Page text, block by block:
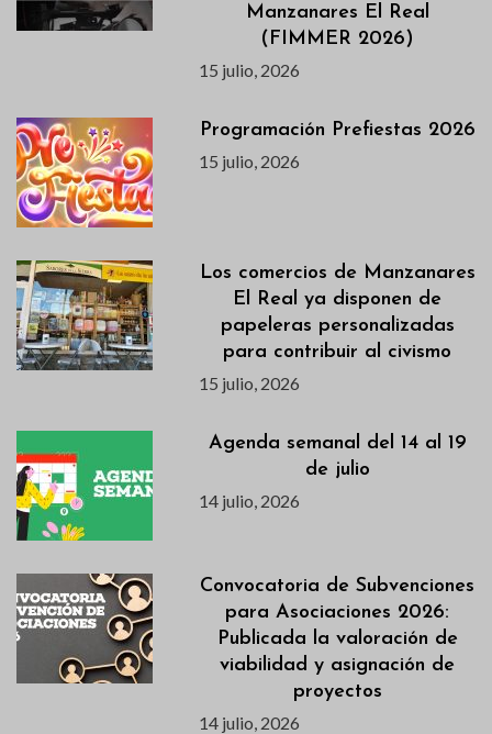
Manzanares El Real
(FIMMER 2026)
15 julio, 2026
Programación Prefiestas 2026
15 julio, 2026
Los comercios de Manzanares
El Real ya disponen de
papeleras personalizadas
para contribuir al civismo
15 julio, 2026
Agenda semanal del 14 al 19
de julio
14 julio, 2026
Convocatoria de Subvenciones
para Asociaciones 2026:
Publicada la valoración de
viabilidad y asignación de
proyectos
14 julio, 2026